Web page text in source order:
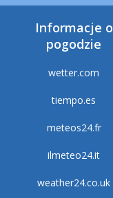
Informacje o
pogodzie
wetter.com
tiempo.es
meteos24.fr
ilmeteo24.it
weather24.co.uk